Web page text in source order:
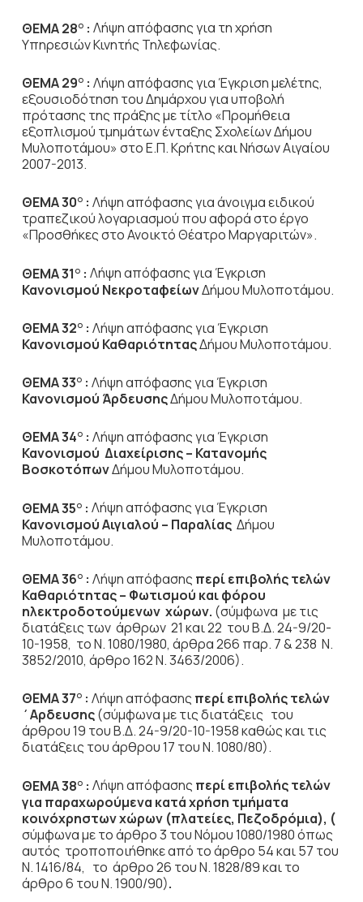
ΘΕΜΑ 28Ο: Λήψη απόφασης για τη χρήση
Υπηρεσιών Κινητής Τηλεφωνίας.
ΘΕΜΑ 29Ο: Λήψη απόφασης για Έγκριση μελέτης,
εξουσιοδότηση του Δημάρχου για υποβολή
πρότασης της πράξης με τίτλο «Προμήθεια
εξοπλισμού τμημάτων ένταξης Σχολείων Δήμου
Μυλοποτάμου» στο Ε.Π. Κρήτης και Νήσων Αιγαίου
2007-2013.
ΘΕΜΑ 30Ο: Λήψη απόφασης για άνοιγμα ειδικού
τραπεζικού λογαριασμού που αφορά στο έργο
«Προσθήκες στο Ανοικτό Θέατρο Μαργαριτών».
ΘΕΜΑ 31 Ο: Λήψη απόφασης για Έγκριση
Κανονισμού ΝεκροταφείωνΔήμου Μυλοποτάμου.
ΘΕΜΑ 32Ο: Λήψη απόφασης για Έγκριση
Κανονισμού ΚαθαριότηταςΔήμου Μυλοποτάμου.
ΘΕΜΑ 33Ο: Λήψη απόφασης για Έγκριση
Κανονισμού ΆρδευσηςΔήμου Μυλοποτάμου.
ΘΕΜΑ 34Ο: Λήψη απόφασης για Έγκριση
Κανονισμού Διαχείρισης – Κατανομής
ΒοσκοτόπωνΔήμου Μυλοποτάμου.
ΘΕΜΑ 35Ο: Λήψη απόφασης για Έγκριση
Κανονισμού Αιγιαλού – ΠαραλίαςΔήμου
Μυλοποτάμου.
ΘΕΜΑ 36Ο: Λήψη απόφασης περί επιβολήςτελών
Καθαριότητας – Φωτισμού και φόρου
ηλεκτροδοτούμενων χώρων. (σύμφωνα με τις
διατάξεις των άρθρων 21 και 22 του Β.Δ. 24-9/20-
10-1958, το Ν. 1080/1980, άρθρα 266 παρ. 7 & 238 Ν.
3852/2010, άρθρο 162 Ν. 3463/2006).
ΘΕΜΑ 37Ο: Λήψη απόφασης περί επιβολής τελών
΄Αρδευσης(σύμφωνα με τις διατάξεις του
άρθρου 19 του Β.Δ. 24-9/20-10-1958 καθώς και τις
διατάξεις του άρθρου 17 του Ν. 1080/80).
ΘΕΜΑ 38Ο: Λήψη απόφασης περί επιβολής τελών
για παραχωρούμενα κατά χρήση τμήματα
κοινόχρηστων χώρων (πλατείες, Πεζοδρόμια), (
σύμφωνα με το άρθρο 3 του Νόμου 1080/1980 όπως
αυτός τροποποιήθηκε από το άρθρο 54 και 57 του
Ν. 1416/84, το άρθρο 26 του Ν. 1828/89 και το
άρθρο 6 του Ν. 1900/90).